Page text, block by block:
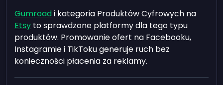
Gumroadi kategoria Produktów Cyfrowych na
Etsy to sprawdzone platformy dla tego typu
produktów. Promowanie ofert na Facebooku,
Instagramie i TikToku generuje ruch bez
konieczności płacenia za reklamy.